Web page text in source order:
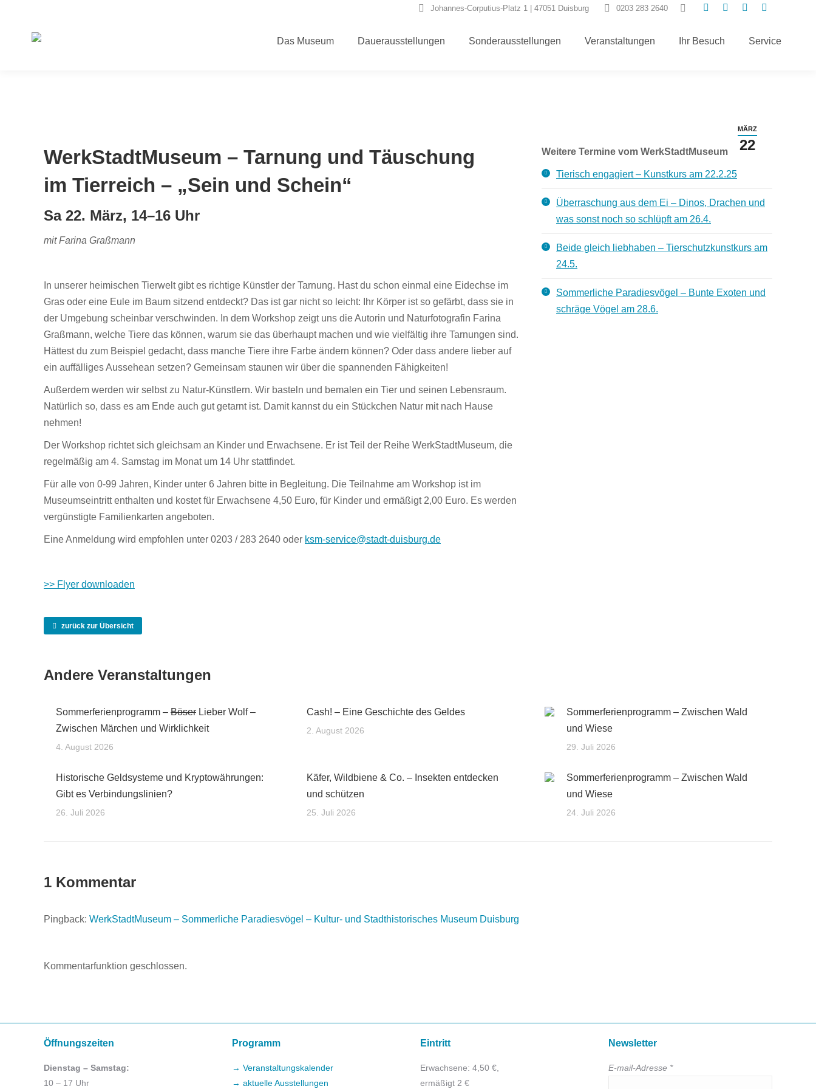
Johannes-Corputius-Platz 1 | 47051 Duisburg 0203 283 2640 Search:
page opensopensopens
Das Museum Dauerausstellungen Sonderausstellungen Veranstaltungen Ihr Besuch Service
MÄRZ
22
WerkStadtMuseum – Tarnung und Täuschung
im Tierreich – „Sein und Schein“
Sa 22. März, 14–16 Uhr
mit Farina Graßmann
In unserer heimischen Tierwelt gibt es richtige Künstler der Tarnung. Hast du schon einmal eine Eidechse im
Gras oder eine Eule im Baum sitzend entdeckt? Das ist gar nicht so leicht: Ihr Körper ist so gefärbt, dass sie in
der Umgebung scheinbar verschwinden. In dem Workshop zeigt uns die Autorin und Naturfotografin Farina
Graßmann, welche Tiere das können, warum sie das überhaupt machen und wie vielfältig ihre Tarnungen sind.
Hättest du zum Beispiel gedacht, dass manche Tiere ihre Farbe ändern können? Oder dass andere lieber auf
ein auffälliges Aussehean setzen? Gemeinsam staunen wir über die spannenden Fähigkeiten!
Außerdem werden wir selbst zu Natur-Künstlern. Wir basteln und bemalen ein Tier und seinen Lebensraum.
Natürlich so, dass es am Ende auch gut getarnt ist. Damit kannst du ein Stückchen Natur mit nach Hause
nehmen!
Der Workshop richtet sich gleichsam an Kinder und Erwachsene. Er ist Teil der Reihe WerkStadtMuseum, die
regelmäßig am 4. Samstag im Monat um 14 Uhr stattfindet.
Für alle von 0-99 Jahren, Kinder unter 6 Jahren bitte in Begleitung. Die Teilnahme am Workshop ist im
Museumseintritt enthalten und kostet für Erwachsene 4,50 Euro, für Kinder und ermäßigt 2,00 Euro. Es werden
vergünstigte Familienkarten angeboten.
Eine Anmeldung wird empfohlen unter 0203 / 283 2640 oder ksm-service@stadt-duisburg.de
>> Flyer downloaden
zurück zur Übersicht
Weitere Termine vom WerkStadtMuseum
Tierisch engagiert – Kunstkurs am 22.2.25
Überraschung aus dem Ei – Dinos, Drachen und
was sonst noch so schlüpft am 26.4.
Beide gleich liebhaben – Tierschutzkunstkurs am
24.5.
Sommerliche Paradiesvögel – Bunte Exoten und
schräge Vögel am 28.6.
Andere Veranstaltungen
Sommerferienprogramm – Böser Lieber Wolf –
Zwischen Märchen und Wirklichkeit
4. August 2026
Cash! – Eine Geschichte des Geldes
2. August 2026
Sommerferienprogramm – Zwischen Wald
und Wiese
29. Juli 2026
Historische Geldsysteme und Kryptowährungen:
Gibt es Verbindungslinien?
26. Juli 2026
Käfer, Wildbiene & Co. – Insekten entdecken
und schützen
25. Juli 2026
Sommerferienprogramm – Zwischen Wald
und Wiese
24. Juli 2026
1 Kommentar
Pingback: WerkStadtMuseum – Sommerliche Paradiesvögel – Kultur- und Stadthistorisches Museum Duisburg
Kommentarfunktion geschlossen.
Öffnungszeiten
Dienstag – Samstag:
10 – 17 Uhr
Programm
→ Veranstaltungskalender
→ aktuelle Ausstellungen
Eintritt
Erwachsene: 4,50 €,
ermäßigt 2 €
Newsletter
E-mail-Adresse *